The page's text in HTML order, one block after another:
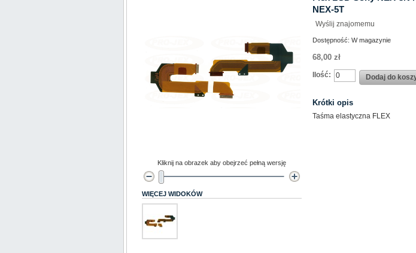
NEX-5T
Wyślij znajomemu
Dostępność: W magazynie
68,00 zł
Ilość: Dodaj do
Krótki opis
Taśma elastyczna FLEX
Kliknij na obrazek aby obejrzeć pełną wersję
WIĘCEJ WIDOKÓW